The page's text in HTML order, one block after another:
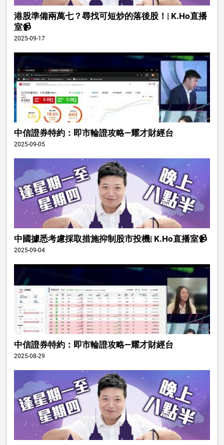
港股準備兩萬七？尋找可短炒的落後股！| K.Ho直播
室📹
2025-09-17
中信證券特約：即市輪證攻略—耀才財經台
2025-09-05
中國據悉考慮採取措施抑制股市投機| K.Ho直播室📹
2025-09-04
中信證券特約：即市輪證攻略—耀才財經台
2025-08-29